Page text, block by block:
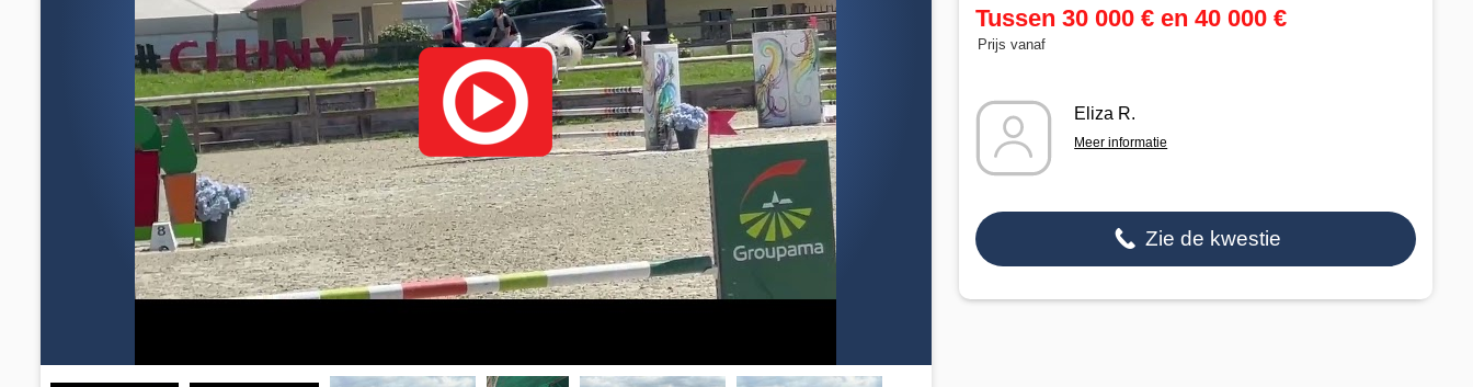
Tussen 30 000 € en 40 000 €
Prijs vanaf
Eliza R.
Meer informatie
Zie de kwestie